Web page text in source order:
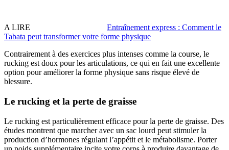
A LIRE
Entraînement express : Comment le
Tabata peut transformer votre forme physique
Contrairement à des exercices plus intenses comme la course, le
rucking est doux pour les articulations, ce qui en fait une excellente
option pour améliorer la forme physique sans risque élevé de
blessure.
Le rucking et la perte de graisse
Le rucking est particulièrement efficace pour la perte de graisse. Des
études montrent que marcher avec un sac lourd peut stimuler la
production d’hormones régulant l’appétit et le métabolisme. Porter